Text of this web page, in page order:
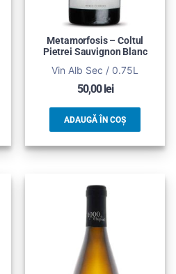
Metamorfosis – Coltul
Pietrei Sauvignon Blanc
Vin Alb Sec / 0.75L
50,00lei
ADAUGĂ ÎN COȘ